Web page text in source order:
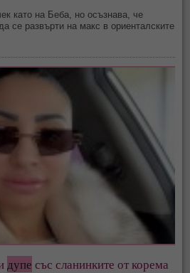
като на Беба, но осъзнава, че
се развърти на макс в ориенталските
дупе със сланинките от корема